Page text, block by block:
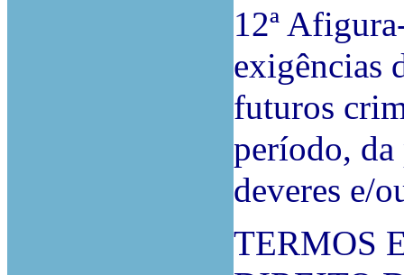
12ª
exigências
futuros
período, da
deveres e/
TERMOS